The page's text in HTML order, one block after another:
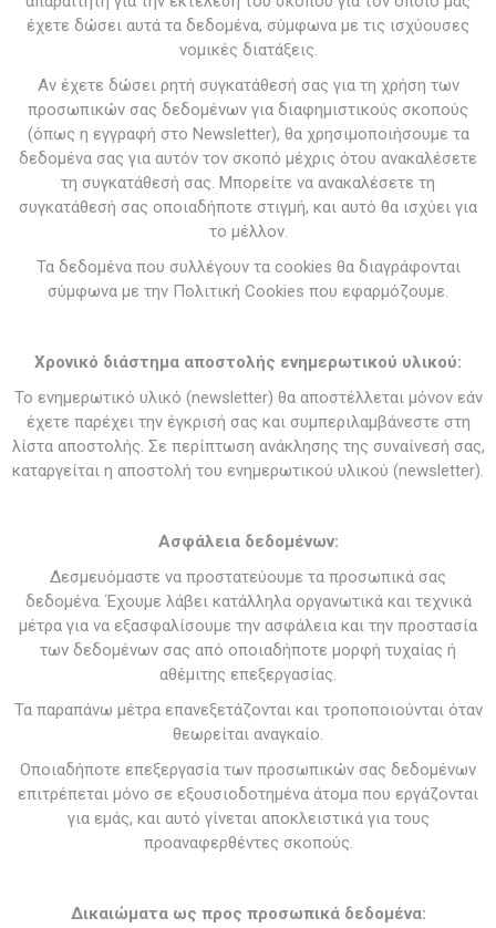
έχετε δώσει αυτά τα δεδομένα, σύμφωνα με τις ισχύουσες
νομικές διατάξεις.
Αν έχετε δώσει ρητή συγκατάθεσή σας για τη χρήση των
προσωπικών σας δεδομένων για διαφημιστικούς σκοπούς
(όπως η εγγραφή στο Newsletter), θα χρησιμοποιήσουμε τα
δεδομένα σας για αυτόν τον σκοπό μέχρις ότου ανακαλέσετε
τη συγκατάθεσή σας. Μπορείτε να ανακαλέσετε τη
συγκατάθεσή σας οποιαδήποτε στιγμή, και αυτό θα ισχύει για
το μέλλον.
Τα δεδομένα που συλλέγουν τα cookies θα διαγράφονται
σύμφωνα με την Πολιτική Cookies που εφαρμόζουμε.
Χρονικό διάστημα αποστολής ενημερωτικού υλικού:
Το ενημερωτικό υλικό (newsletter) θα αποστέλλεται μόνον εάν
έχετε παρέχει την έγκρισή σας και συμπεριλαμβάνεστε στη
λίστα αποστολής. Σε περίπτωση ανάκλησης της συναίνεσή σας,
καταργείται η αποστολή του ενημερωτικού υλικού (newsletter).
Ασφάλεια δεδομένων:
Δεσμευόμαστε να προστατεύουμε τα προσωπικά σας
δεδομένα. Έχουμε λάβει κατάλληλα οργανωτικά και τεχνικά
μέτρα για να εξασφαλίσουμε την ασφάλεια και την προστασία
των δεδομένων σας από οποιαδήποτε μορφή τυχαίας ή
αθέμιτης επεξεργασίας.
Τα παραπάνω μέτρα επανεξετάζονται και τροποποιούνται όταν
θεωρείται αναγκαίο.
Οποιαδήποτε επεξεργασία των προσωπικών σας δεδομένων
επιτρέπεται μόνο σε εξουσιοδοτημένα άτομα που εργάζονται
για εμάς, και αυτό γίνεται αποκλειστικά για τους
προαναφερθέντες σκοπούς.
Δικαιώματα ως προς προσωπικά δεδομένα: